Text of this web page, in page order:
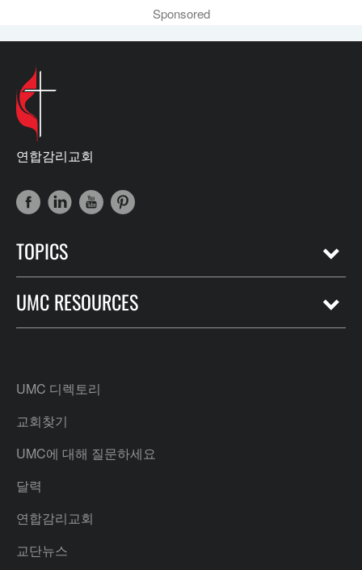
Sponsored
연합감리교회
TOPICS
UMC RESOURCES
UMC 디렉토리
교회찾기
UMC에 대해 질문하세요
달력
연합감리교회
교단뉴스